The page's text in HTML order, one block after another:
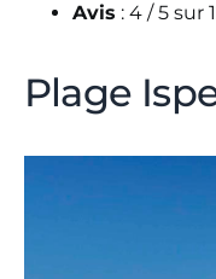
Avis : 4 / 5 sur
Plage